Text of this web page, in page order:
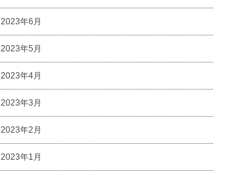
2023年6月
2023年5月
2023年4月
2023年3月
2023年2月
2023年1月